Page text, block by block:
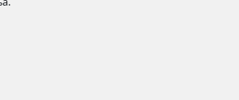
пензијски фонд
Агенције
управљање